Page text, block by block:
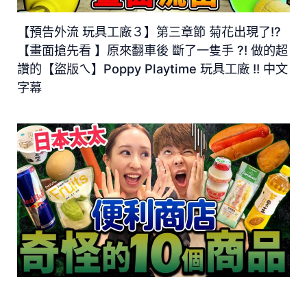
【預告外流 玩具工廠３】第三章節 菊花出現了!?
【畫面搶先看 】原來翻車後 斷了一隻手 ?! 做的超
讚的【盜版ㄟ】Poppy Playtime 玩具工廠 !! 中文
字幕